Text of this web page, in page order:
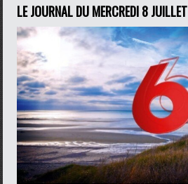
LE JOURNAL DU MERCREDI 8 JUILLET